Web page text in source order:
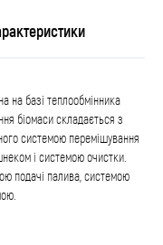
на базі теплообмінника
біомаси складається з
системою перемішування
і системою очистки.
подачі палива, системою